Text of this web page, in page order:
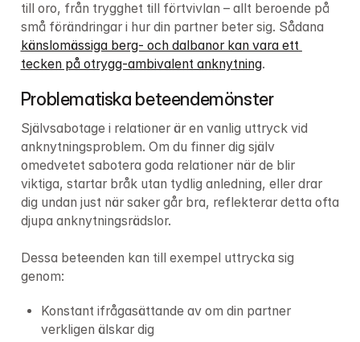
till oro, från trygghet till förtvivlan – allt beroende på
känslomässiga berg- och dalbanor kan vara ett
tecken på otrygg-ambivalent anknytning.
Problematiska beteendemönster
Självsabotage i relationer är en vanlig uttryck vid
anknytningsproblem. Om du finner dig själv
omedvetet sabotera goda relationer när de blir
viktiga, startar bråk utan tydlig anledning, eller drar
dig undan just när saker går bra, reflekterar detta ofta
djupa anknytningsrädslor.
Dessa beteenden kan till exempel uttrycka sig
genom:
Konstant ifrågasättande av om din partner
verkligen älskar dig